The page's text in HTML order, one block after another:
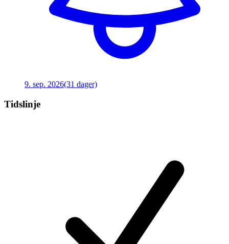
9. sep. 2026(31 dager)
Tidslinje